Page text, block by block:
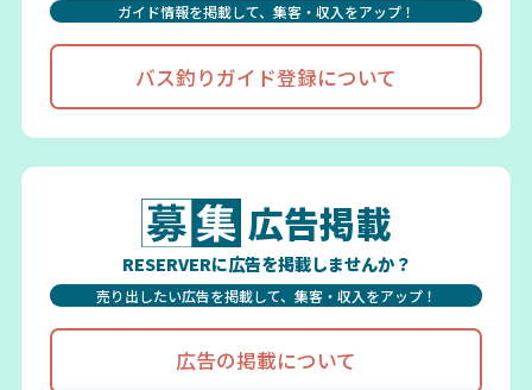
ガイド情報を掲載して、集客・収入をアップ！
バス釣りガイド登録について
広告掲載
RESERVERに広告を掲載しませんか？
売り出したい広告を掲載して、集客・収入をアップ！
広告の掲載について